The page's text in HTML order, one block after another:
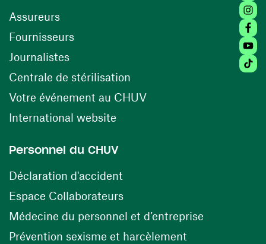
Assureurs
Fournisseurs(ouvre une nouvelle fenêtre)
Journalistes
Centrale de stérilisation (ouvre une nouvelle
Votre événement au CHUV(ouvre une nouvelle
International website
Personnel du CHUV
Déclaration d'accident
Espace Collaborateurs(ouvre une nouvelle fenêtre)
Médecine du personnel et d’entreprise
Prévention sexisme et harcèlement